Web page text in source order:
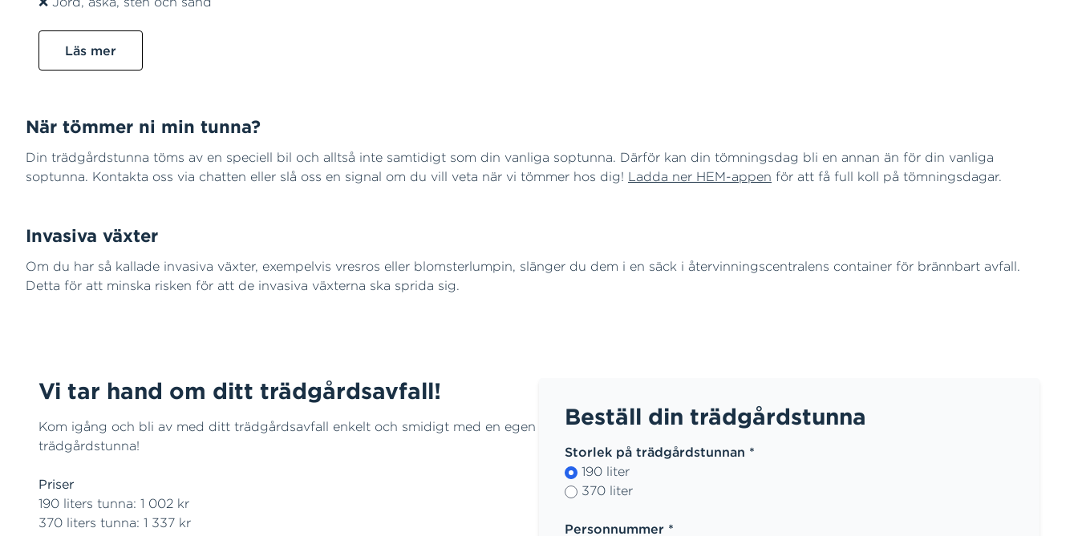
Läs mer
När tömmer ni min tunna?
Din trädgårdstunna töms av en speciell bil och alltså inte samtidigt som din vanliga soptunna. Därför kan din tömningsdag bli en annan än för din vanliga
soptunna. Kontakta oss via chatten eller slå oss en signal om du vill veta när vi tömmer hos dig! Ladda ner HEM-appen för att få full koll på tömningsdagar.
Invasiva växter
Om du har så kallade invasiva växter, exempelvis vresros eller blomsterlumpin, slänger du dem i en säck i återvinningscentralens container för brännbart avfall.
Detta för att minska risken för att de invasiva växterna ska sprida sig.
Vi tar hand om ditt trädgårdsavfall!
Kom igång och bli av med ditt trädgårdsavfall enkelt och smidigt med en egen
trädgårdstunna!
Priser
190 liters tunna: 1 002 kr
370 liters tunna: 1 337 kr
Beställ din trädgårdstunna
Storlek på trädgårdstunnan *
190 liter
370 liter
Personnummer *